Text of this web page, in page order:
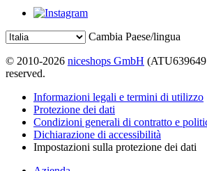
Cambia Paese/lingua
© 2010-2026 niceshops GmbH
reserved.
Informazioni legali e termini di utilizzo
Protezione dei dati
Condizioni generali di contratto e
Dichiarazione di accessibilità
Impostazioni sulla protezione dei dati